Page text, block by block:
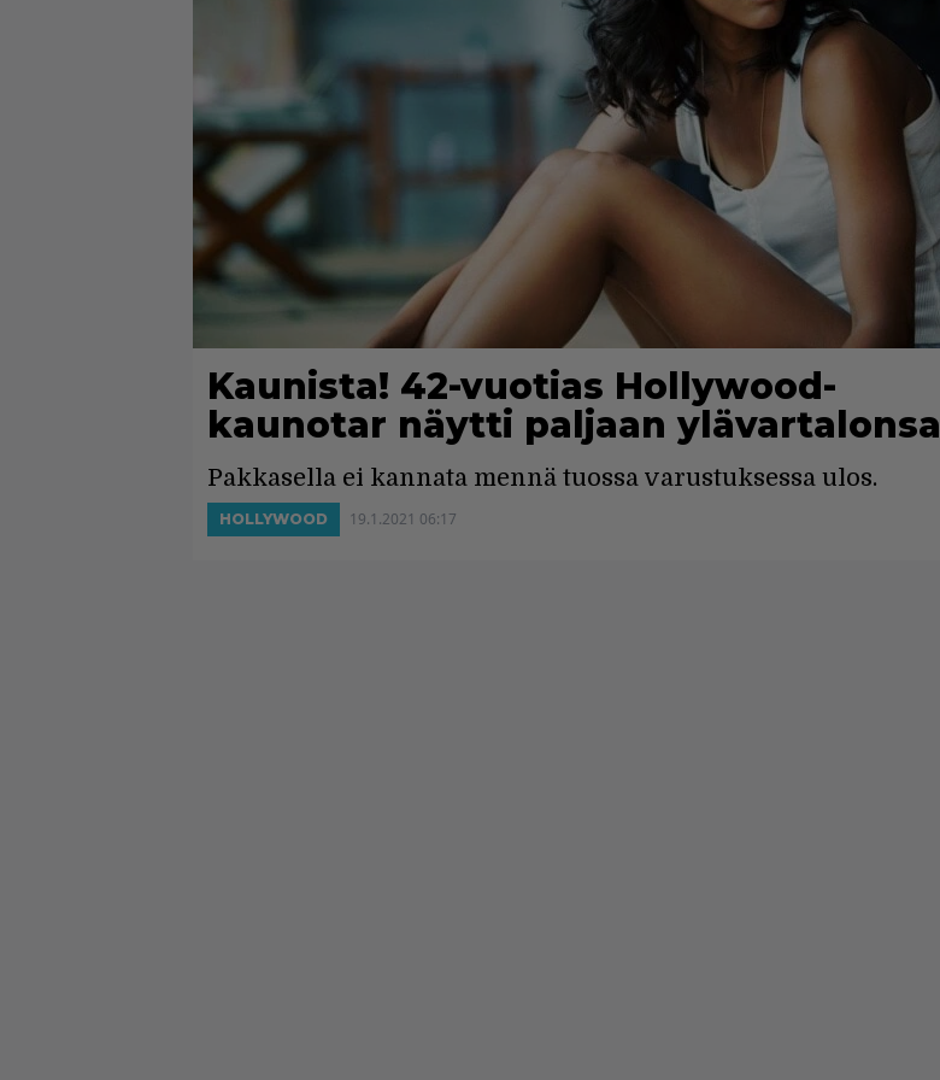
Kaunista! 42-vuotias Hollywood-
kaunotar näytti paljaan ylävartalonsa
Pakkasella ei kannata mennä tuossa varustuksessa ulos.
HOLLYWOOD 19.1.2021 06:17